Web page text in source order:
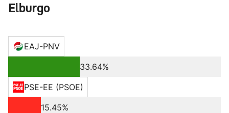
Elburgo
EAJ-PNV
33.64%
PSE-EE (PSOE)
15.45%